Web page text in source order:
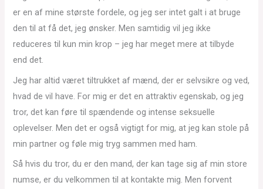
er en af mine største fordele, og jeg ser intet galt i at bruge
den til at få det, jeg ønsker. Men samtidig vil jeg ikke
reduceres til kun min krop – jeg har meget mere at tilbyde
end det.
Jeg har altid været tiltrukket af mænd, der er selvsikre og ved,
hvad de vil have. For mig er det en attraktiv egenskab, og jeg
tror, det kan føre til spændende og intense seksuelle
oplevelser. Men det er også vigtigt for mig, at jeg kan stole på
min partner og føle mig tryg sammen med ham.
Så hvis du tror, du er den mand, der kan tage sig af min store
numse, er du velkommen til at kontakte mig. Men forvent